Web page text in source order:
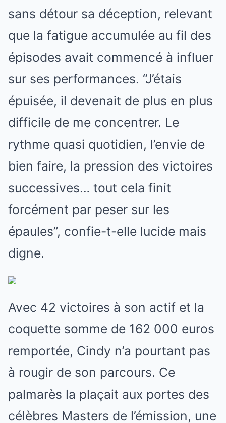
sans détour sa déception, relevant
que la fatigue accumulée au fil des
épisodes avait commencé à influer
sur ses performances. “J’étais
épuisée, il devenait de plus en plus
difficile de me concentrer. Le
rythme quasi quotidien, l’envie de
bien faire, la pression des victoires
successives… tout cela finit
forcément par peser sur les
épaules”, confie-t-elle lucide mais
digne.
Avec 42 victoires à son actif et la
coquette somme de 162 000 euros
remportée, Cindy n’a pourtant pas
à rougir de son parcours. Ce
palmarès la plaçait aux portes des
célèbres Masters de l’émission, une